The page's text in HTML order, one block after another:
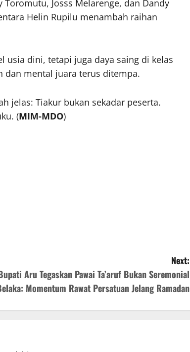
Josss Melarenge, dan Dandy
Helin Rupilu menambah raihan
usia dini, tetapi juga daya saing di kelas
dan mental juara terus ditempa.
jelas: Tiakur bukan sekadar peserta.
(MIM-MDO)
Next:
Aru Tegaskan Pawai Ta’aruf Bukan Seremonial
Momentum Rawat Persatuan Jelang Ramadan